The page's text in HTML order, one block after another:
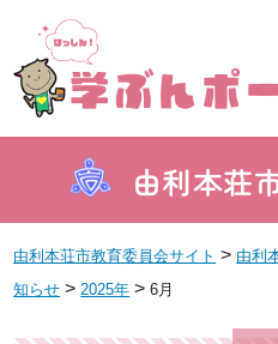
由利本荘
由利本荘市教育委員会サイト > 由利
知らせ > 2025年 >6月